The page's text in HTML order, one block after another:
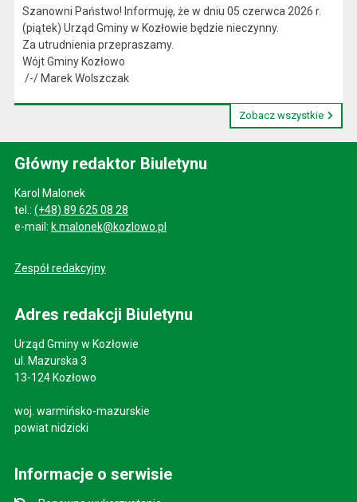
Szanowni Państwo! Informuję, że w dniu 05 czerwca 2026 r.
(piątek) Urząd Gminy w Kozłowie będzie nieczynny.
Za utrudnienia przepraszamy.
Wójt Gminy Kozłowo
/-/ Marek Wolszczak
Zobacz wszystkie
Główny redaktor Biuletynu
Karol Malonek
tel.: (+48) 89 625 08 28
e-mail: k.malonek@kozlowo.pl
Zespół redakcyjny
Adres redakcji Biuletynu
Urząd Gminy w Kozłowie
ul. Mazurska 3
13-124 Kozłowo
woj. warmińsko-mazurskie
powiat nidzicki
Informacje o serwisie